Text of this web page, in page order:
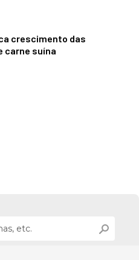
crescimento das
carne suína